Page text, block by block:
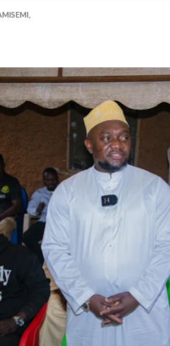
VITUO VYA KULEA WATOTO
KUNUFAIKA NA SH. BILIONI 10
- Aug 05 2026
FURSA ZA BIASHARA
Aug 05 2026
WAIMARISHA UDHIBITI
NORTH MARA YAZIDI
Aug 05 2026